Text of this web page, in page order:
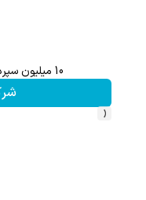
10 میلیون سپرده کن، 20 میلیون بردار🔥😍
‹